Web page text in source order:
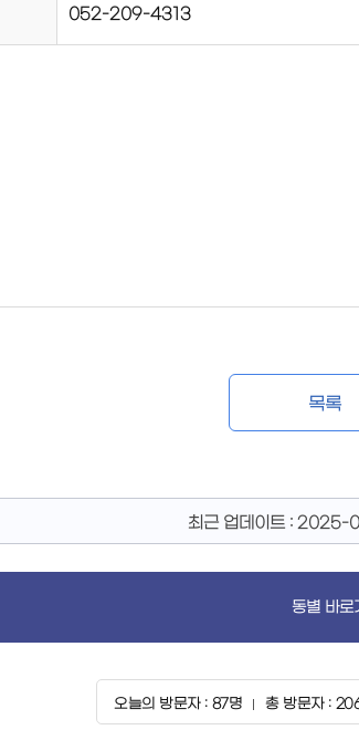
052-209-4313
목록
최근 업데이트 : 2025-
동별 바로
오늘의 방문자 : 87명 총 방문자 :